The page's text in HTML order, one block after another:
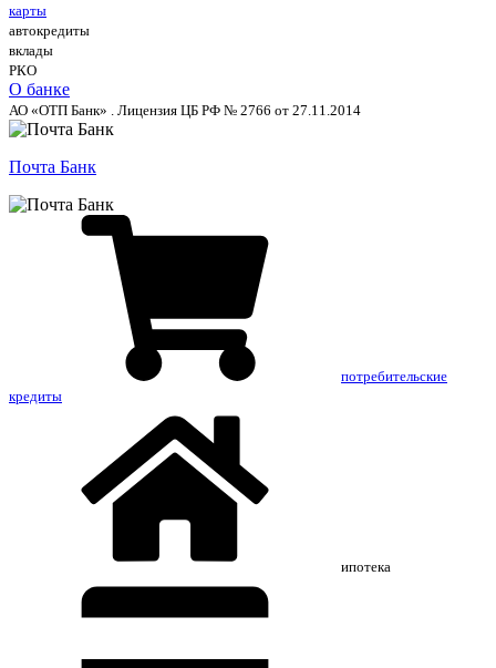
карты
автокредиты
вклады
РКО
О банке
АО «ОТП Банк» . Лицензия ЦБ РФ № 2766 от 27.11.2014
Почта Банк
потребительские
кредиты
ипотека